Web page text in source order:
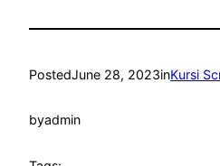
PostedJune 28, 2023inKursi
byadmin